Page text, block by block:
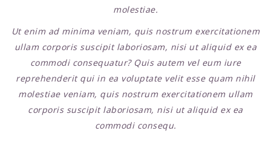
molestiae.
Ut enim ad minima veniam, quis nostrum exercitationem
ullam corporis suscipit laboriosam, nisi ut aliquid ex ea
commodi consequatur? Quis autem vel eum iure
reprehenderit qui in ea voluptate velit esse quam nihil
molestiae veniam, quis nostrum exercitationem ullam
corporis suscipit laboriosam, nisi ut aliquid ex ea
commodi consequ.